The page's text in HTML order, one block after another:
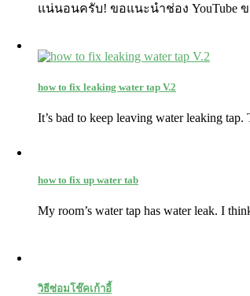
แน่นอนครับ! ขอแนะนำช่อง YouTube
how to fix leaking water tap V.2
It’s bad to keep leaving water leaking tap.
how to fix up water tab
My room’s water tap has water leak. I
วิธีซ่อมโช๊คเก้าอี้